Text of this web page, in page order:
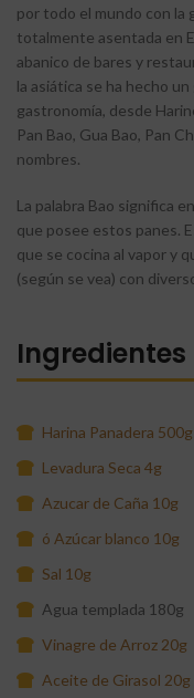
por todo el mundo con la
totalmente asentada en
abanico de bares y
la asiática se ha hecho
gastronomía, desde
Pan Bao, Gua Bao, Pan
nombres.
La palabra Bao significa
que posee estos panes.
que se cocina al vapor y
(según se vea) con
Ingredientes
Harina Panadera 500g
Levadura Seca 4g
Azucar de Caña 10g
ó Azúcar blanco 10g
Sal 10g
Agua templada 180g
Vinagre de Arroz 20g
Aceite de Girasol 20g